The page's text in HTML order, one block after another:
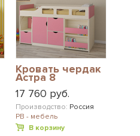
Кровать чердак
Астра 8
17 760 руб.
Производство: Россия
РВ - мебель
В корзину